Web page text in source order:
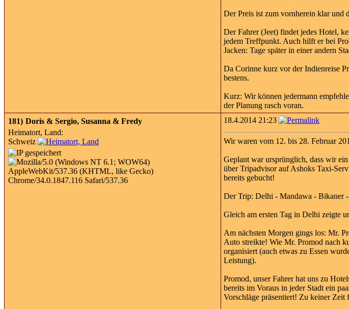
Der Preis ist zum vornherein klar und
Der Fahrer (Jeet) findet jedes Hotel,
jedem Treffpunkt. Auch hilft er bei
Jacken: Tage später in einer andern
Da Corinne kurz vor der Indienreise
bestens.
Kurz: Wir können jedermann
der Planung rasch voran.
181) Doris & Sergio, Susanna & Fredy
Heimatort, Land:
Schweiz
18.4.2014 21:23
Wir waren vom 12. bis 28. Februar
Geplant war ursprünglich, dass wir
über Tripadvisor auf Ashoks Taxi-
bereits gebucht!
Der Trip: Delhi - Mandawa - Bikaner
Gleich am ersten Tag in Delhi zeigte
Am nächsten Morgen gings los: Mr.
Auto streikte! Wie Mr. Promod nach
organisiert (auch etwas zu Essen
Leistung).
Promod, unser Fahrer hat uns zu
bereits im Voraus in jeder Stadt ein
Vorschläge präsentiert! Zu keiner Zeit